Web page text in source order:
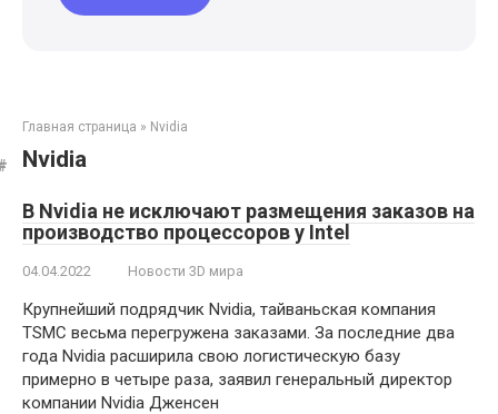
Главная страница » Nvidia
Nvidia
В Nvidia не исключают размещения заказов на
производство процессоров у Intel
04.04.2022 Новости 3D мира
Крупнейший подрядчик Nvidia, тайваньская компания
TSMC весьма перегружена заказами. За последние два
года Nvidia расширила свою логистическую базу
примерно в четыре раза, заявил генеральный директор
компании Nvidia Дженсен